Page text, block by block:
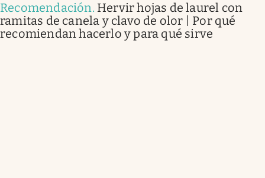
Recomendación. Hervir hojas de laurel con
ramitas de canela y clavo de olor | Por qué
recomiendan hacerlo y para qué sirve